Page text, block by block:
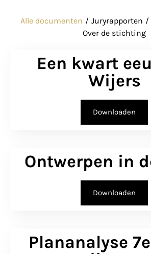
Alle documenten / Juryrapporten /
Over de stichting
Een kwart
Wijers
Downloaden
Ontwerpen in
Downloaden
Plananalyse